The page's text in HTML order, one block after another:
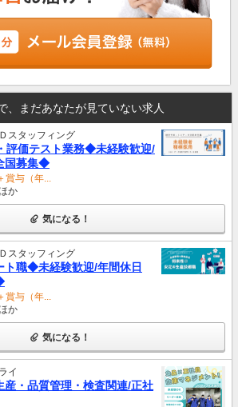
、まだあなたが見ていない求人
スタッフィング
評価テスト業務◆未経験歓迎/
国募集◆
与（年...
か
気になる！
スタッフィング
ト職◆未経験歓迎/年間休日
与（年...
か
気になる！
イ
産・品質管理・検査関連/正社